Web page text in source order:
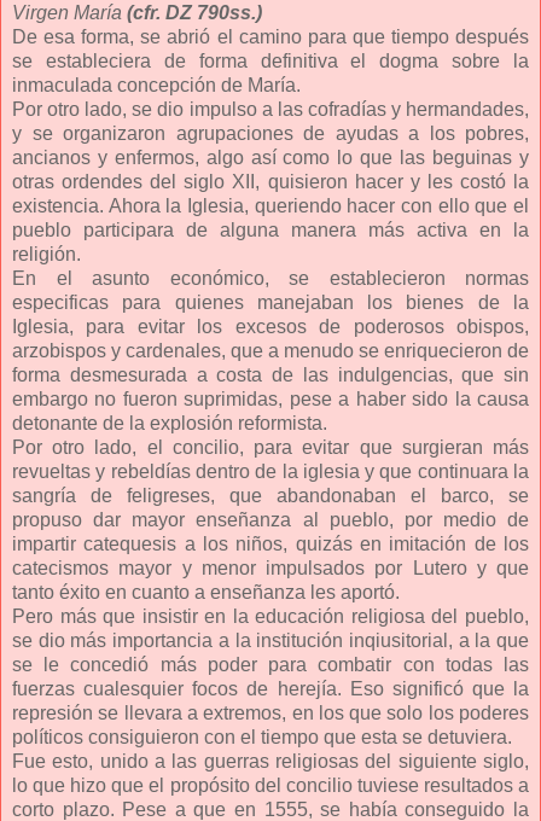
Virgen María (cfr. DZ 790ss.)
De esa forma, se abrió el camino para que tiempo después
se estableciera de forma definitiva el dogma sobre la
inmaculada concepción de María.
Por otro lado, se dio impulso a las cofradías y hermandades,
y se organizaron agrupaciones de ayudas a los pobres,
ancianos y enfermos, algo así como lo que las beguinas y
otras ordendes del siglo XII, quisieron hacer y les costó la
existencia. Ahora la Iglesia, queriendo hacer con ello que el
pueblo participara de alguna manera más activa en la
religión.
En el asunto económico, se establecieron normas
especificas para quienes manejaban los bienes de la
Iglesia, para evitar los excesos de poderosos obispos,
arzobispos y cardenales, que a menudo se enriquecieron de
forma desmesurada a costa de las indulgencias, que sin
embargo no fueron suprimidas, pese a haber sido la causa
detonante de la explosión reformista.
Por otro lado, el concilio, para evitar que surgieran más
revueltas y rebeldías dentro de la iglesia y que continuara la
sangría de feligreses, que abandonaban el barco, se
propuso dar mayor enseñanza al pueblo, por medio de
impartir catequesis a los niños, quizás en imitación de los
catecismos mayor y menor impulsados por Lutero y que
tanto éxito en cuanto a enseñanza les aportó.
Pero más que insistir en la educación religiosa del pueblo,
se dio más importancia a la institución inqiusitorial, a la que
se le concedió más poder para combatir con todas las
fuerzas cualesquier focos de herejía. Eso significó que la
represión se llevara a extremos, en los que solo los poderes
políticos consiguieron con el tiempo que esta se detuviera.
Fue esto, unido a las guerras religiosas del siguiente siglo,
lo que hizo que el propósito del concilio tuviese resultados a
corto plazo. Pese a que en 1555, se había conseguido la